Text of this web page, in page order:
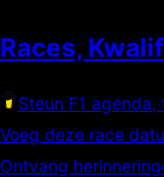
Races,
Steun F1
Voeg deze race
Ontvang